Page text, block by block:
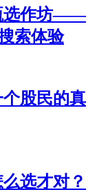
选作坊——
索体验
股民的真
选才对？